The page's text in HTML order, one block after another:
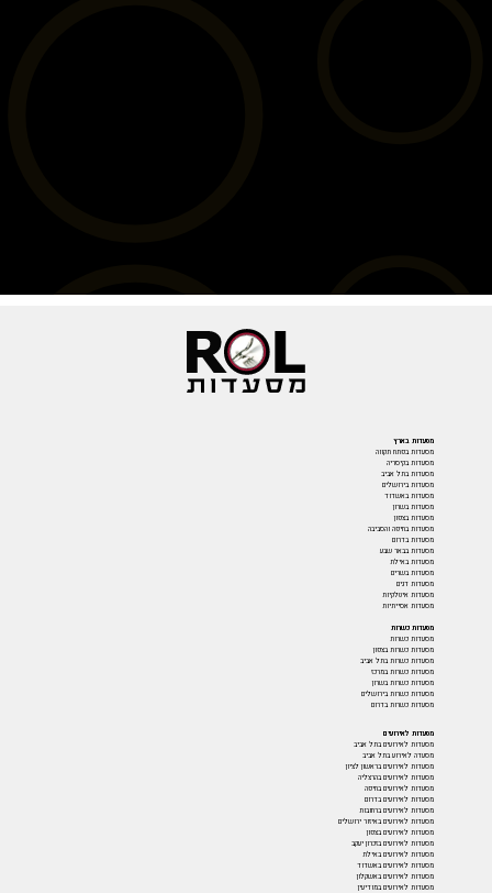
מסעדות בארץ
מסעדות בפתח תקווה
מסעדות בקיסריה
מסעדות בתל אביב
מסעדות בירושלים
מסעדות באשדוד
מסעדות בשרון
מסעדות בצפון
מסעדות בחיפה והסביבה
מסעדות בדרום
מסעדות בבאר שבע
מסעדות באילת
מסעדות בשרים
מסעדות דגים
מסעדות איטלקיות
מסעדות אסייתיות
מסעדות כשרות
מסעדות כשרות
מסעדות כשרות בצפון
מסעדות כשרות בתל אביב
מסעדות כשרות במרכז
מסעדות כשרות בשרון
מסעדות כשרות בירושלים
מסעדות כשרות בדרום
מסעדות לאירועים
מסעדות לאירועים בתל אביב
מסעדה לאירוע בתל אביב
מסעדות לאירועים בראשון לציון
מסעדות לאירועים בהרצליה
מסעדות לאירועים בחיפה
מסעדות לאירועים בדרום
מסעדות לאירועים ברחובות
מסעדות לאירועים באיזור ירושלים
מסעדות לאירועים בצפון
מסעדות לאירועים בזכרון יעקב
מסעדות לאירועים באילת
מסעדות לאירועים באשדוד
מסעדות לאירועים באשקלון
מסעדות לאירועים במודיעין